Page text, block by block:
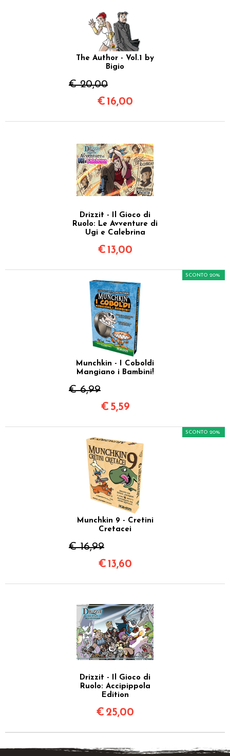
The Author - Vol.1 by
Bigio
€ 20,00
€ 16,00
Drizzit - Il Gioco di
Ruolo: Le Avventure di
Ugi e Calebrina
€ 13,00
Munchkin - I Coboldi
Mangiano i Bambini!
€ 6,99
SCONTO 20%
€ 5,59
Munchkin 9 - Cretini
Cretacei
€ 16,99
SCONTO 20%
€ 13,60
Drizzit - Il Gioco di
Ruolo: Accipippola
Edition
€ 25,00